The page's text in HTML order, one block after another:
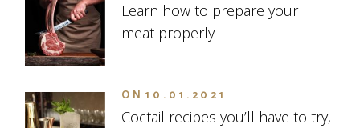
Learn how to prepare your
meat properly
ON 10.01.2021
Coctail recipes you’ll have to try,